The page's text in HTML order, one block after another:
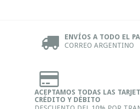
ENVÍOS A TODO EL
CORREO ARGENTINO
ACEPTAMOS TODAS LAS
CRÉDITO Y DÉBITO